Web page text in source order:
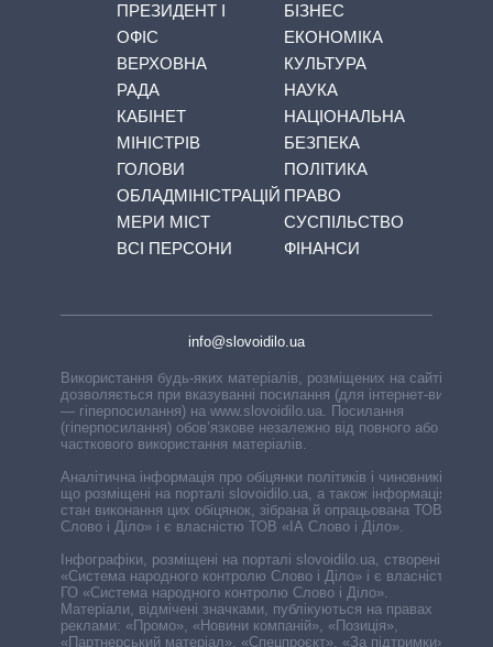
ПРЕЗИДЕНТ І
ОФІС
ВЕРХОВНА
РАДА
КАБІНЕТ
МІНІСТРІВ
ГОЛОВИ
ОБЛАДМІНІСТРАЦІЙ
МЕРИ МІСТ
ВСІ ПЕРСОНИ
БІЗНЕС
ЕКОНОМІКА
КУЛЬТУРА
НАУКА
НАЦІОНАЛЬНА
БЕЗПЕКА
ПОЛІТИКА
ПРАВО
СУСПІЛЬСТВО
ФІНАНСИ
info@slovoidilo.ua
Використання будь-яких матеріалів, розміщених на сайті,
дозволяється при вказуванні посилання (для інтернет-видань
— гіперпосилання) на www.slovoidilo.ua. Посилання
(гіперпосилання) обов’язкове незалежно від повного або
часткового використання матеріалів.
Аналітична інформація про обіцянки політиків і чиновників,
що розміщені на порталі slovoidilo.ua, а також інформація про
стан виконання цих обіцянок, зібрана й опрацьована ТОВ «ІА
Слово і Діло» і є власністю ТОВ «ІА Слово і Діло».
Інфографіки, розміщені на порталі slovoidilo.ua, створені ГО
«Система народного контролю Слово і Діло» і є власністю
ГО «Система народного контролю Слово і Діло».
Матеріали, відмічені значками, публікуються на правах
реклами: «Промо», «Новини компаній», «Позиція»,
«Партнерський матеріал», «Спецпроєкт», «За підтримки».